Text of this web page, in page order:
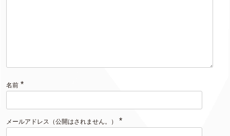
名前 *
メールアドレス（公開はされません。） *